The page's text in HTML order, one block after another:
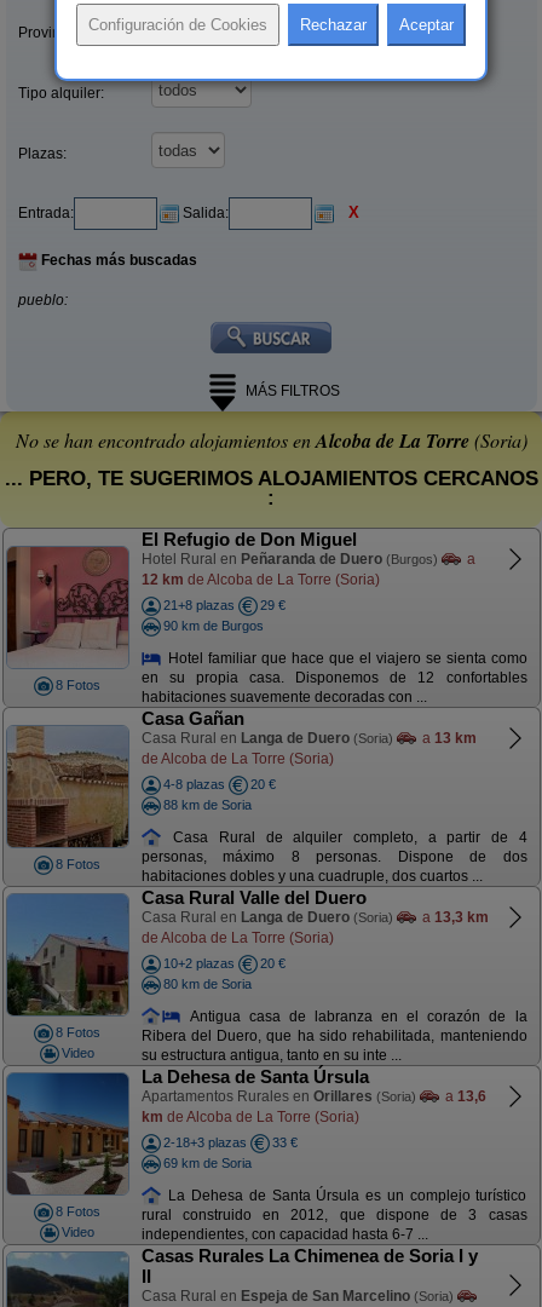
Provincias/Islas:
Tipo alquiler:
Plazas:
Entrada: Salida: X
Fechas más buscadas
pueblo:
MÁS FILTROS
No se han encontrado alojamientos enAlcoba de La Torre(Soria)
... PERO, TE SUGERIMOS ALOJAMIENTOS CERCANOS
:
8 Fotos
El Refugio de Don Miguel
Hotel Rural en Peñaranda de Duero (Burgos)
a
12 km de Alcoba de La Torre (Soria)
21+8 plazas
29 €
90 km de Burgos
Hotel familiar que hace que el viajero se sienta como
en su propia casa. Disponemos de 12 confortables
habitaciones suavemente decoradas con ...
8 Fotos
Casa Gañan
Casa Rural en Langa de Duero (Soria) a 13 km
de Alcoba de La Torre (Soria)
4-8 plazas
20 €
88 km de Soria
Casa Rural de alquiler completo, a partir de 4
personas, máximo 8 personas. Dispone de dos
habitaciones dobles y una cuadruple, dos cuartos ...
8 Fotos
Video
Casa Rural Valle del Duero
Casa Rural en Langa de Duero (Soria) a 13,3 km
de Alcoba de La Torre (Soria)
10+2 plazas
20 €
80 km de Soria
Antigua casa de labranza en el corazón de la
Ribera del Duero, que ha sido rehabilitada, manteniendo
su estructura antigua, tanto en su inte ...
8 Fotos
Video
La Dehesa de Santa Úrsula
Apartamentos Rurales en Orillares (Soria) a 13,6
km de Alcoba de La Torre (Soria)
2-18+3 plazas
33 €
69 km de Soria
La Dehesa de Santa Úrsula es un complejo turístico
rural construido en 2012, que dispone de 3 casas
independientes, con capacidad hasta 6-7 ...
Casas Rurales La Chimenea de Soria I y
II
Casa Rural en Espeja de San Marcelino (Soria)